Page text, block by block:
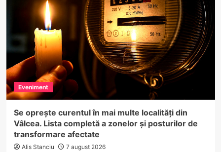
Eveniment
Se oprește curentul în mai multe localități din
Vâlcea. Lista completă a zonelor și posturilor de
transformare afectate
Alis Stanciu 7 august 2026